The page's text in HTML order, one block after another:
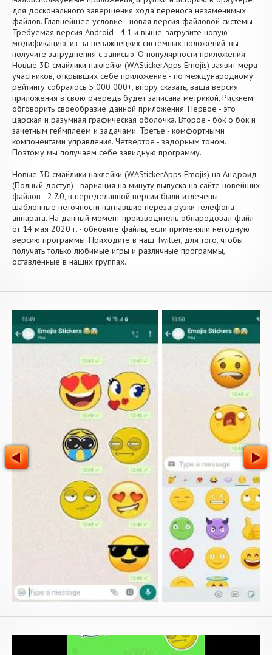
для досконального завершения хода переноса незаменимых
файлов. Главнейшее условие - новая версия файловой системы .
Требуемая версия Android - 4.1 и выше, загрузите новую
модификацию, из-за неважнецких системных положений, вы
получите затруднения с записью. О популярности приложения
Новые 3D смайлики наклейки (WAStickerApps Emojis) заявит мера
участников, открывших себе приложение - по международному
рейтингу собралось 5 000 000+, впору сказать, ваша версия
приложения в свою очередь будет записана метрикой. Рискнем
обговорить своеобразие данной приложения. Первое - это
царская и разумная графическая оболочка. Второе - бок о бок и
зачетным геймплеем и задачами. Третье - комфортными
компонентами управления. Четвертое - задорным тоном.
Поэтому мы получаем себе завидную программу.
Новые 3D смайлики наклейки (WAStickerApps Emojis) на Андроид
(Полный доступ) - вариация на минуту выпуска на сайте новейших
файлов - 2.7.0, в переделанной версии были излечены
шаблонные неточности нагнавшие перезагрузки телефона
аппарата. На данный момент производитель обнародовал файл
от 14 мая 2020 г. - обновите файлы, если применяли негодную
версию программы. Приходите в наш Twitter, для того, чтобы
получать только любимые игры и различные программы,
оставленные в наших группах.